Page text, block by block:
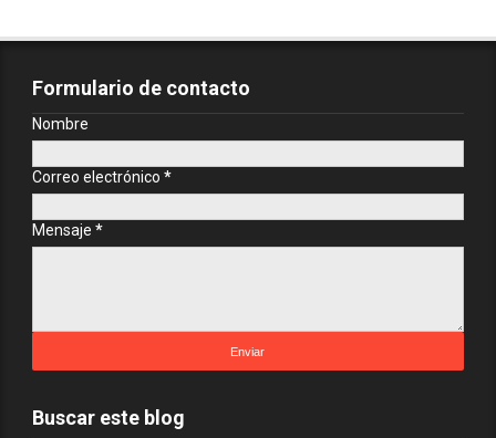
Formulario de contacto
Nombre
Correo electrónico *
Mensaje *
Buscar este blog